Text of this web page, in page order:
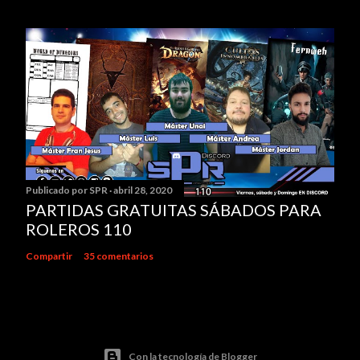
Publicado por SPR abril 28, 2020
PARTIDAS GRATUITAS SÁBADOS PARA
ROLEROS 110
Compartir 35 comentarios
Con la tecnología de Blogger